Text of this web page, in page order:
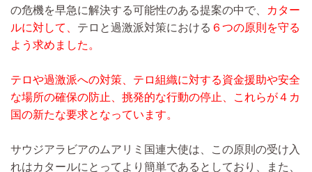
の危機を早急に解決する可能性のある提案の中で、
カター
ルに対して、 テロと過激派対策における ６つの原則を守る
よう求めました。
テロや過激派への対策、テロ組織に対する資金援助や安全
な場所の確保の防止、挑発的な行動の停止、これらが４カ
国の新たな要求となっています。
サウジアラビアのムアリミ国連大使は、この原則の受け入
れはカタールにとってより簡単であるとしており、また、